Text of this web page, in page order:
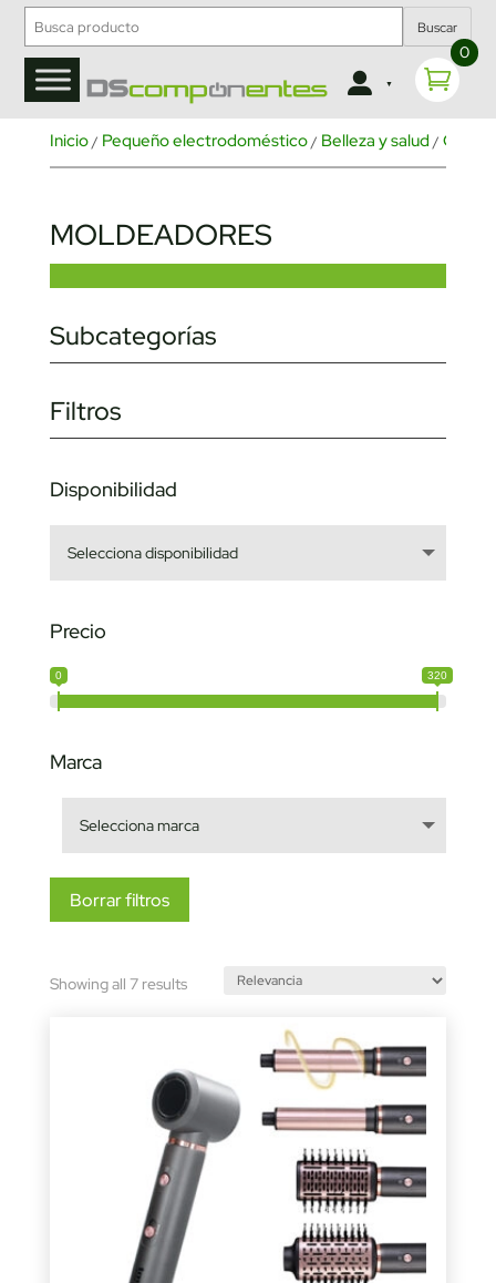
Buscar
0
Inicio/ Pequeño electrodoméstico/ Belleza y salud /
MOLDEADORES
Subcategorías
Filtros
Disponibilidad
Precio
0 320
Marca
Borrar filtros
Showing all 7 resultsSorted